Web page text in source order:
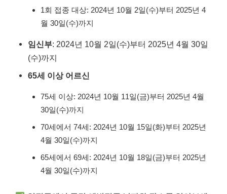
1회 접종 대상: 2024년 10월 2일(수)부터 2025년 4
월 30일(수)까지
임신부: 2024년 10월 2일(수)부터 2025년 4월 30일
(수)까지
65세 이상 어르신
75세 이상: 2024년 10월 11일(금)부터 2025년 4월
30일(수)까지
70세에서 74세: 2024년 10월 15일(화)부터 2025년
4월 30일(수)까지
65세에서 69세: 2024년 10월 18일(금)부터 2025년
4월 30일(수)까지